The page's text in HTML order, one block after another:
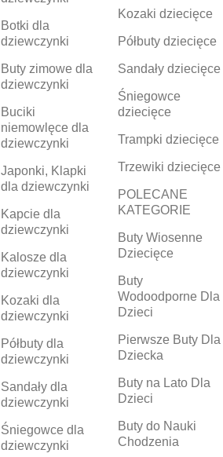
Botki dla
dziewczynki
Buty zimowe dla
dziewczynki
Buciki
niemowlęce dla
dziewczynki
Japonki, Klapki
dla dziewczynki
Kapcie dla
dziewczynki
Kalosze dla
dziewczynki
Kozaki dla
dziewczynki
Półbuty dla
dziewczynki
Sandały dla
dziewczynki
Śniegowce dla
dziewczynki
Kozaki dziecięce
Półbuty dziecięce
Sandały dziecięce
Śniegowce
dziecięce
Trampki dziecięce
Trzewiki dziecięce
POLECANE
KATEGORIE
Buty Wiosenne
Dziecięce
Buty
Wodoodporne Dla
Dzieci
Pierwsze Buty Dla
Dziecka
Buty na Lato Dla
Dzieci
Buty do Nauki
Chodzenia